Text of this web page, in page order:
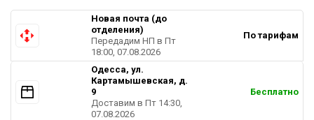
Новая почта (до
отделения)
Передадим НП в Пт
18:00, 07.08.2026
По тарифам
Одесса, ул.
Картамышевская, д.
9
Доставим в Пт 14:30,
07.08.2026
Бесплатно